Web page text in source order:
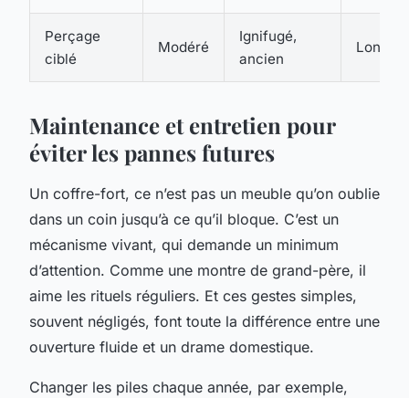
Perçage
ciblé
Modéré
Ignifugé,
ancien
Long
Maintenance et entretien pour
éviter les pannes futures
Un coffre-fort, ce n’est pas un meuble qu’on oublie
dans un coin jusqu’à ce qu’il bloque. C’est un
mécanisme vivant, qui demande un minimum
d’attention. Comme une montre de grand-père, il
aime les rituels réguliers. Et ces gestes simples,
souvent négligés, font toute la différence entre une
ouverture fluide et un drame domestique.
Changer les piles chaque année, par exemple,